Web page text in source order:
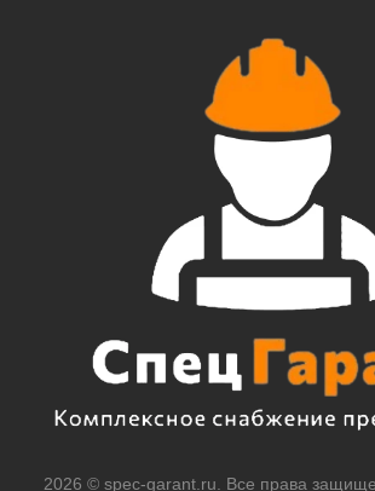
2026 © spec-garant.ru. Все права